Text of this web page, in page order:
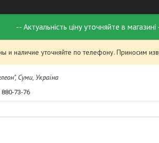
-- Актуальність ціну уточняйте в
и наличие уточняйте по телефону. Приносим
Суми, Україна
73-76